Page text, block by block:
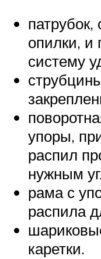
опилки,
систему
упоры,
распил
нужным
рама с
распила
каретки.